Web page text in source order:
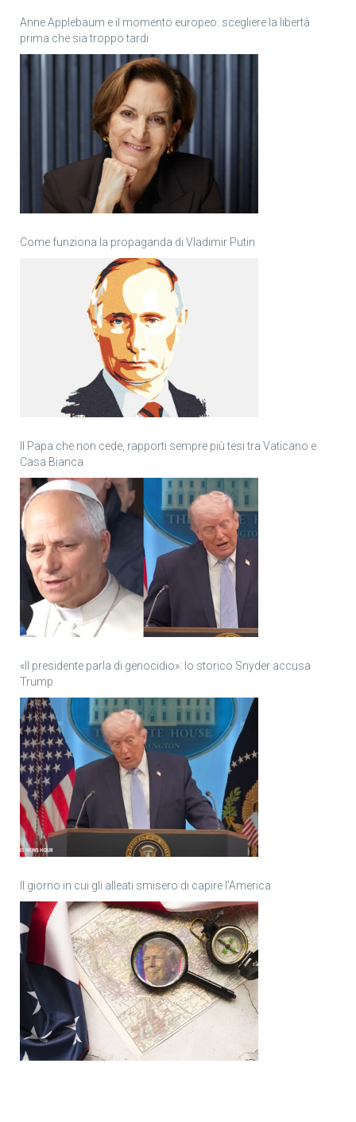
Anne Applebaum e il momento europeo: scegliere la libertà
prima che sia troppo tardi
Come funziona la propaganda di Vladimir Putin
Il Papa che non cede, rapporti sempre più tesi tra Vaticano e
Casa Bianca
«Il presidente parla di genocidio»: lo storico Snyder accusa
Trump
Il giorno in cui gli alleati smisero di capire l’America